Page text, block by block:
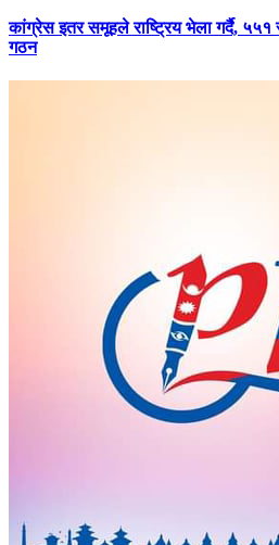
कांग्रेसइतर समूहले राष्ट्रिय भेला गर्दै,
गठन